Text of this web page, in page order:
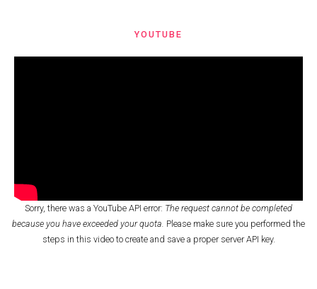
YOUTUBE
Sorry, there was a YouTube API error: The request cannot be completed
because you have exceeded your quota. Please make sure you performed the
steps in this videoto create and save a proper server API key.